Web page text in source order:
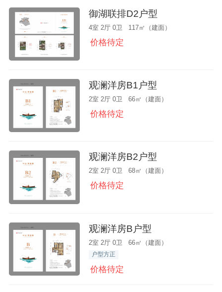
御湖联排D2户型
4室 2厅 0卫 117㎡（建面）
价格待定
观澜洋房B1户型
2室 2厅 0卫 66㎡（建面）
价格待定
观澜洋房B2户型
2室 2厅 0卫 68㎡（建面）
价格待定
观澜洋房B户型
2室 2厅 0卫 66㎡（建面）
户型方正
价格待定